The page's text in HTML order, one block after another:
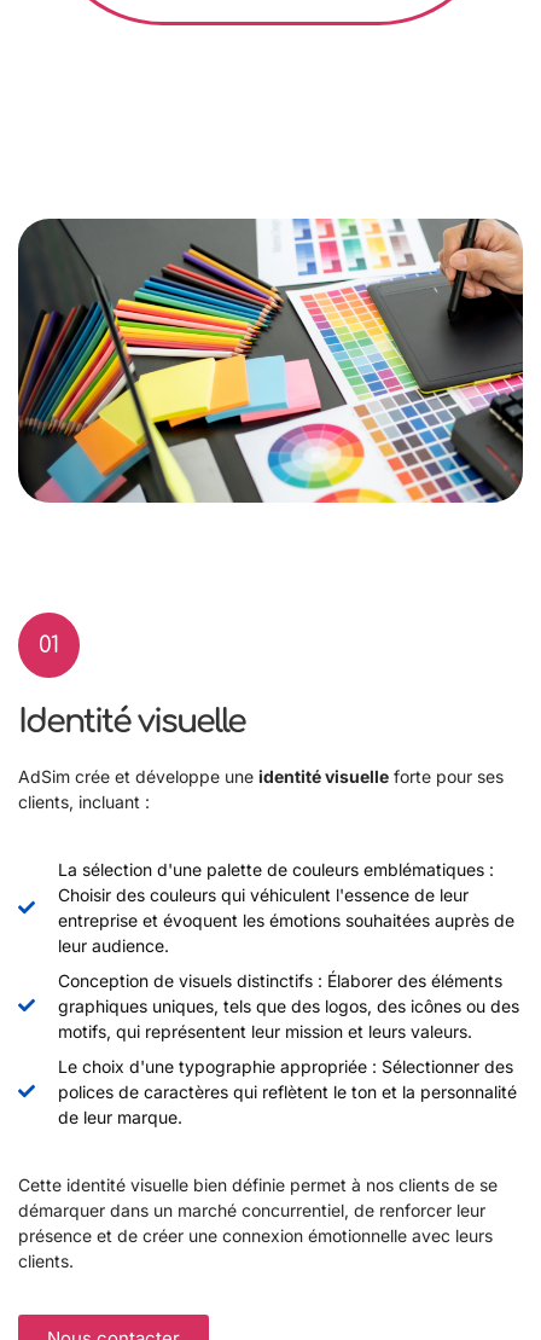
01
Identité visuelle
AdSim crée et développe une identité visuelle forte pour ses
clients, incluant :
La sélection d'une palette de couleurs emblématiques :
Choisir des couleurs qui véhiculent l'essence de leur
entreprise et évoquent les émotions souhaitées auprès de
leur audience.
Conception de visuels distinctifs : Élaborer des éléments
graphiques uniques, tels que des logos, des icônes ou des
motifs, qui représentent leur mission et leurs valeurs.
Le choix d'une typographie appropriée : Sélectionner des
polices de caractères qui reflètent le ton et la personnalité
de leur marque.​
Cette identité visuelle bien définie permet à nos clients de se
démarquer dans un marché concurrentiel, de renforcer leur
présence et de créer une connexion émotionnelle avec leurs
clients.